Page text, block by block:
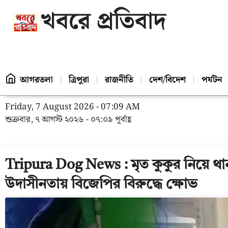
খবরে প্রতিবাদ
আগরতলা ত্রিপুরা রাজনীতি দেশ/বিদেশ পর্যটন
Friday, 7 August 2026 - 07:09 AM
শুক্রবার, ৭ আগস্ট ২০২৬ - ০৭:০৯ পূর্বাহ্ণ
Tripura Dog News : মৃত কুকুর নিয়ে
উদাসীনতায় বিজেপির বিরুদ্ধে ক্ষোভ